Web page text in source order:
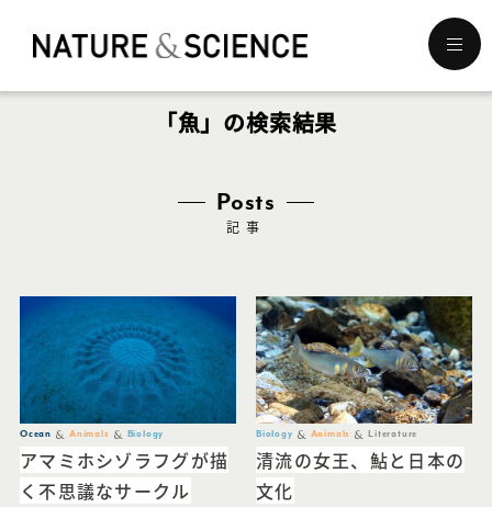
ュ
「魚」の検索結果
Posts
記事
Ocean Animals Biology
アマミホシゾラフグが描
く不思議なサークル
Biology Animals Literature
清流の女王、鮎と日本の
文化